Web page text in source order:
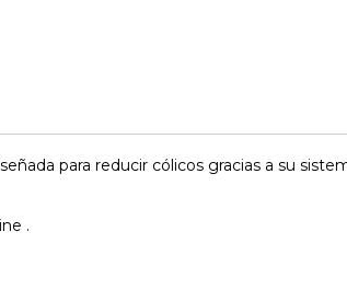
para reducir cólicos gracias a su
.